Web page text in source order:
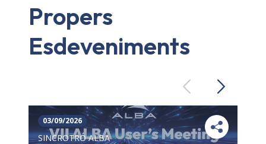
Propers
Esdeveniments
PreviousNext
03/09/2026
SINCROTRÓ ALBA